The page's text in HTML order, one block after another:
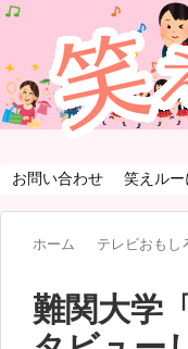
お問い合わせ 笑えル
ホーム テレビおもし
難関大学